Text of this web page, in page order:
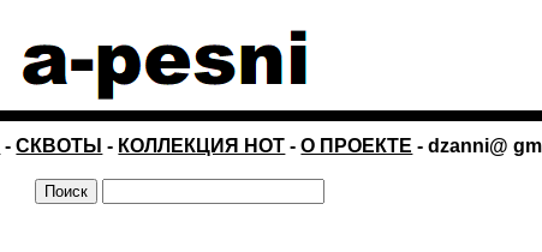
-СКВОТЫ - КОЛЛЕКЦИЯ НОТ -О ПРОЕКТЕ - dzanni@